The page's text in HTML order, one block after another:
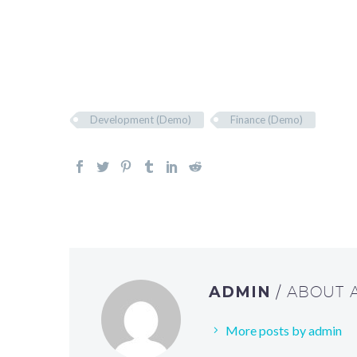
Development (Demo) Finance (Demo)
ADMIN / ABOUT
More posts by admin